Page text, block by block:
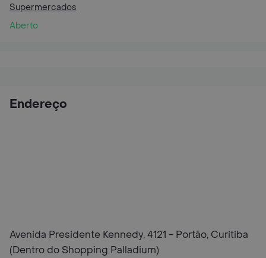
Supermercados
Aberto
Endereço
Avenida Presidente Kennedy, 4121 - Portão, Curitiba
(Dentro do Shopping Palladium)